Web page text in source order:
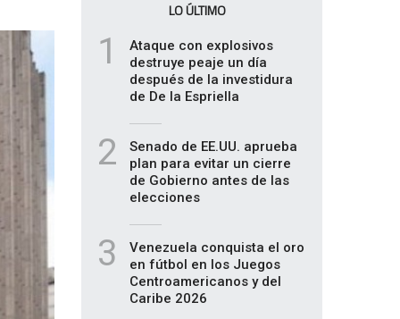
LO ÚLTIMO
1
Ataque con explosivos
destruye peaje un día
después de la investidura
de De la Espriella
2
Senado de EE.UU. aprueba
plan para evitar un cierre
de Gobierno antes de las
elecciones
3
Venezuela conquista el oro
en fútbol en los Juegos
Centroamericanos y del
Caribe 2026